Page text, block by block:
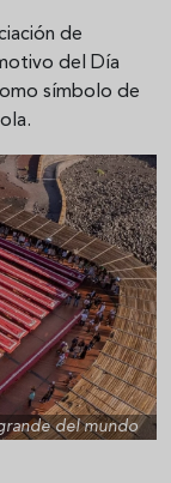
de
del Día
símbolo de
del mundo